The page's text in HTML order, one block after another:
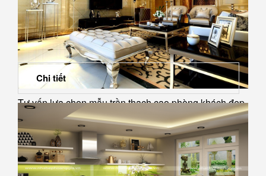
Tư vấn lựa chọn mẫu trần thạch cao phòng khách đẹp
2022
Chi tiết